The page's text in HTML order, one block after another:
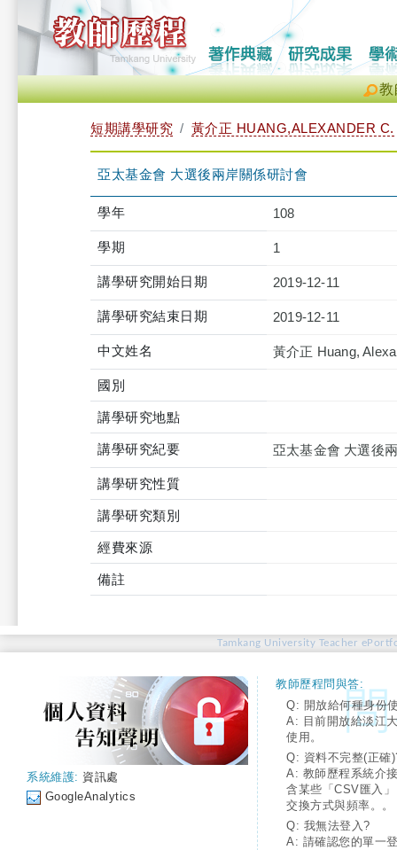
教
短期講學研究 黃介正 HUANG,ALEXANDER C.
亞太基金會 大選後兩岸關係研討會
學年 108
學期 1
講學研究開始日期 2019-12-11
講學研究結束日期 2019-12-11
中文姓名 黃介正 Huang,
國別
講學研究地點
講學研究紀要 亞太基金會 大選後
講學研究性質
講學研究類別
經費來源
備註
Tamkang University Teacher
系統維護: 資訊處
GoogleAnalytics
教師歷程問與答:
Q: 開放給何種身份
A: 目前開放給淡江
使用。
Q: 資料不完整(正確
A: 教師歷程系統介
含某些「CSV匯入
交換方式與頻率。。
Q: 我無法登入?
A: 請確認您的單一